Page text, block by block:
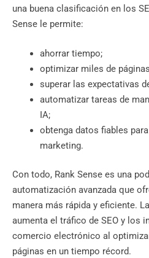
una buena clasificación en los
Sense le permite:
ahorrar tiempo;
optimizar miles de
superar las expectativas
automatizar tareas de
IA;
obtenga datos fiables
marketing.
Con todo, Rank Sense es una
automatización avanzada que
manera más rápida y eficiente.
aumenta el tráfico de SEO y los
comercio electrónico al
páginas en un tiempo récord.